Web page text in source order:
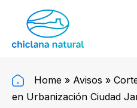
Home » Avisos »
en Urbanización Ciudad